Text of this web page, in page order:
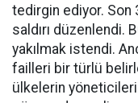
tedirgin ediyor. Son
saldırı düzenlendi.
yakılmak istendi.
failleri bir türlü
ülkelerin yöneticileri